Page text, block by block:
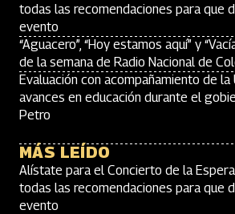
todas las recomendaciones para que
evento
“Aguacero”, “Hoy estamos aquí” y
de la semana de Radio Nacional de
Evaluación con acompañamiento de la
avances en educación durante el
Petro
MÁS LEÍDO
Alístate para el Concierto de la
todas las recomendaciones para que
evento